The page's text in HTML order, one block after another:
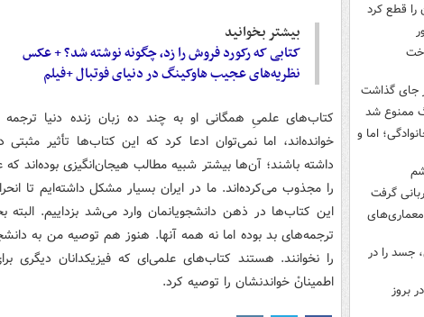
را قطع کرد
ممنوع شد
اما و
جسد را در
بروز
بیشتر بخوانید
کتابی که رکورد فروش را زد، چگونه نوشته شد؟ + عکس
نظریه‌های عجیب هاوکینگ در دنیای فوتبال +فیلم
کتاب‌های علمیِ همگانی او به چند ده زبان زنده دنیا
خوانده‌اند، اما نمی‌توان ادعا کرد که این کتاب‌ها تأثیر
داشته باشند؛ آن‌ها بیشتر شبیه مطالب هیجان‌انگیزی بوده‌اند
را مجذوب می‌کرده‌اند. ما در ایران بسیار مشکل داشته‌ایم تا
این کتاب‌ها در ذهن دانشجویانمان وارد می‌شد بزداییم. البته
ترجمه‌های بد بوده اما نه همه آنها. هنوز هم توصیه من به
را نخوانند. هستند کتاب‌های علمی‌ای که فیزیکدانان دیگری
اطمینانْ خواندنشان را توصیه کرد.